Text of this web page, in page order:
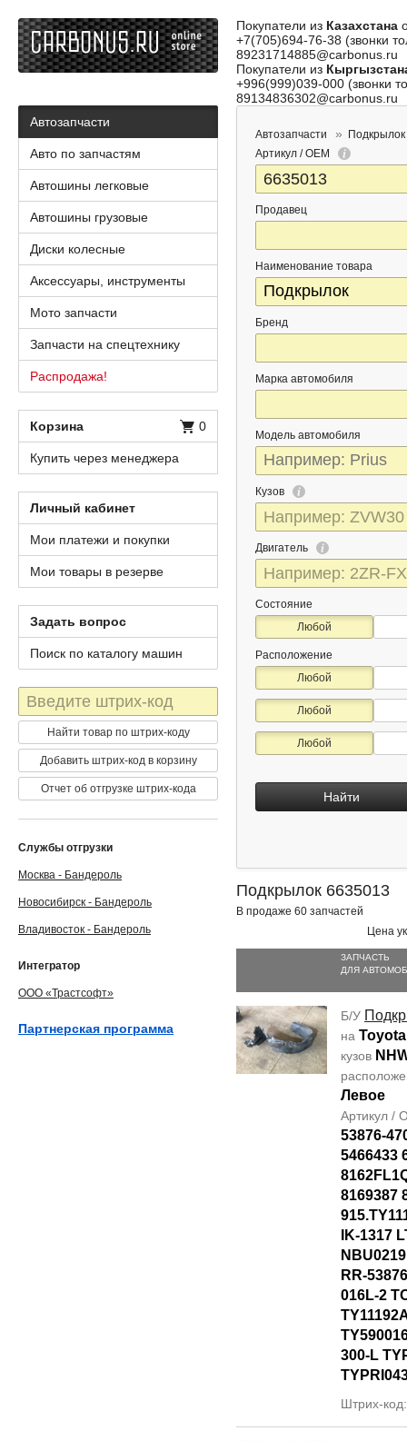
Покупатели из Казахстана
+7(705)694-76-38 (звонки
89231714885@carbonus.ru
Покупатели из
+996(999)039-000 (звонки
89134836302@carbonus.ru
Автозапчасти
Подкрылок
Артикул / OEM
Продавец
Наименование товара
Бренд
Марка автомобиля
Модель автомобиля
Кузов
Двигатель
Состояние
Любой
Расположение
Любой
Любой
Любой
Найти
Подкрылок 6635013
В продаже 60 запчастей
Цена
ЗАПЧАСТЬ
ДЛЯ
Б/У
на
кузов
Левое
Артикул /
53876-
5466433
8169387
IK-1317
RR-
016L-2
300-L
Штрих-
Автозапчасти
Авто по запчастям
Автошины легковые
Автошины грузовые
Диски колесные
Аксессуары, инструменты
Мото запчасти
Запчасти на спецтехнику
Распродажа!
Корзина 0
Купить через менеджера
Личный кабинет
Мои платежи и покупки
Мои товары в резерве
Задать вопрос
Поиск по каталогу машин
Штрих-
код
Найти товар по штрих-коду
Добавить штрих-код в корзину
Отчет об отгрузке штрих-кода
Службы отгрузки
Москва - Бандероль
Новосибирск - Бандероль
Владивосток - Бандероль
Интегратор
ООО «Трастсофт»
Партнерская программа